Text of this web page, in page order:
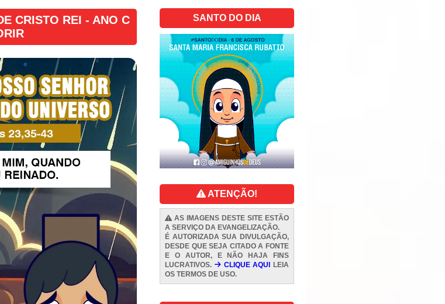
CRISTO REI - ANO C
SANTO DO DIA
ATENÇÃO!
AS IMAGENS DESTE SITE ESTÃO
A SERVIÇO DA EVANGELIZAÇÃO.
É AUTORIZADA SUA DIVULGAÇÃO,
DESDE QUE SEJA CITADO A FONTE
E O AUTOR, E NÃO HAJA FINS
LUCRATIVOS.
CLIQUE AQUI
LEIA
OS TERMOS DE USO.